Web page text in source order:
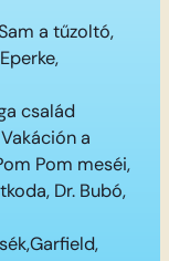
a tűzoltó,
család
a
Pom meséi,
Dr. Bubó,